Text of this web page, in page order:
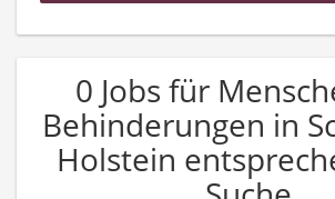
0 Jobs für
Behinderungen in
Holstein